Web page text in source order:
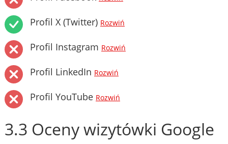
Profil X (Twitter) Rozwiń
Profil Instagram Rozwiń
Profil LinkedIn Rozwiń
Profil YouTube Rozwiń
3.3 Oceny wizytówki Google